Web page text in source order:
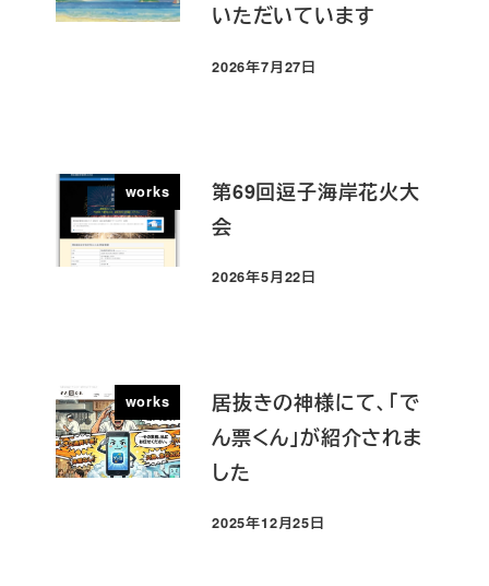
いただいています
投稿日
2026年7月27日
works
第69回逗子海岸花火大
会
投稿日
2026年5月22日
works
居抜きの神様にて、「で
ん票くん」が紹介されま
した
投稿日
2025年12月25日